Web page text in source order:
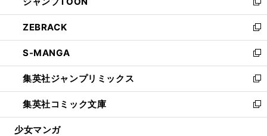
開
く
ド
ウ
で
開
く
ィ
ン
ド
ウ
で
開
く
い
ウ
ィ
ン
ド
ウ
で
開
く
新
し
い
ウ
ィ
ン
ド
ウ
で
開
ZEBRACK
新
し
い
ウ
ィ
ン
ド
ウ
S-MANGA
新
し
い
ウ
ィ
ン
集英社ジャンプリミックス
新
し
い
ウ
集英社コミック文庫
新
し
少女マンガ